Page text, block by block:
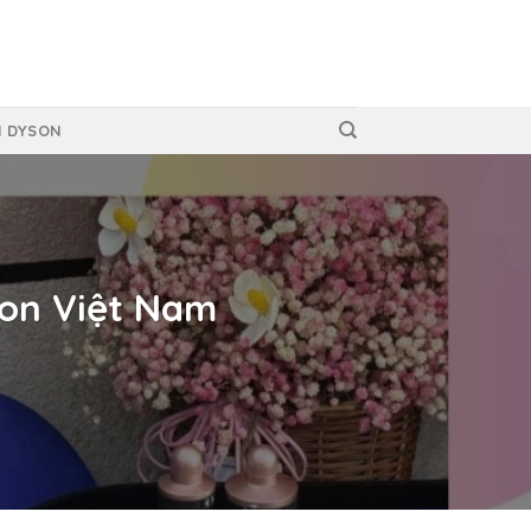
DYSON
Việt Nam